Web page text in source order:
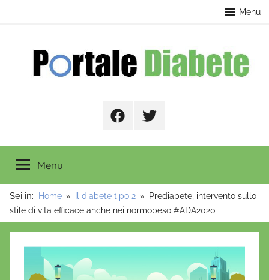
Menu
FacebookTwitter
Menu
Sei in: Home Il diabete tipo 2
Prediabete, intervento sullo
stile di vita efficace anche nei normopeso #ADA2020